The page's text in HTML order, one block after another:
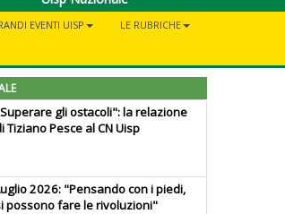
EVENTI UISP
LE RUBRICHE
gli ostacoli": la relazione
Tiziano Pesce al CN Uisp
2026: "Pensando con i piedi,
possono fare le rivoluzioni"